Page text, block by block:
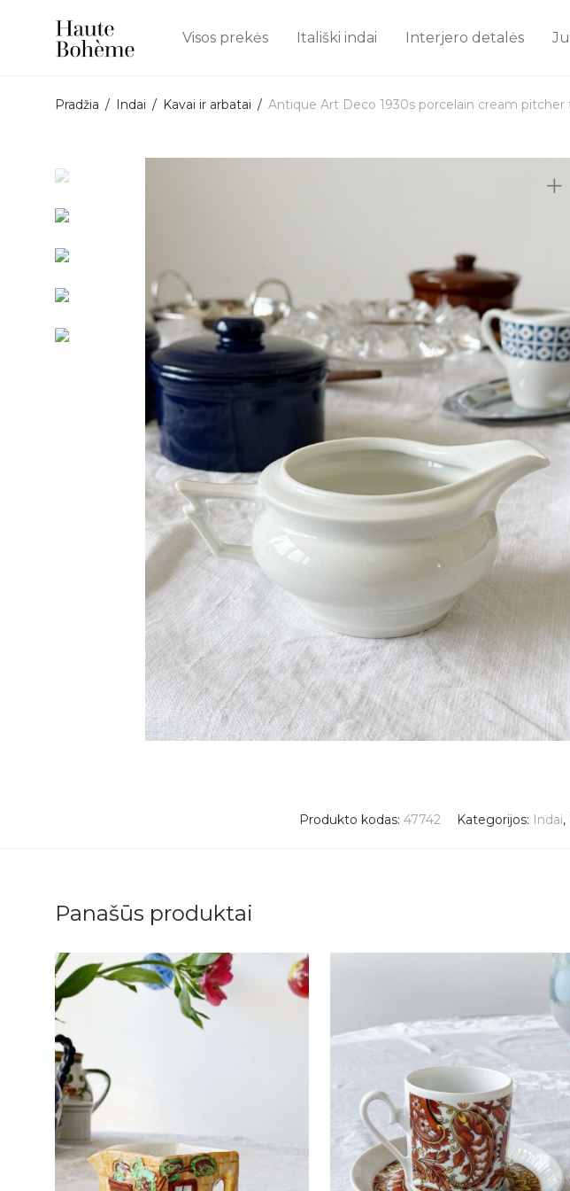
Visos prekės Itališki indai Interjero detalės
Pradžia / Indai / Kavai ir arbatai / Antique Art Deco 1930s porcelain cream pitcher
Produkto kodas: 47742 Kategorijos: Indai,
Panašūs produktai